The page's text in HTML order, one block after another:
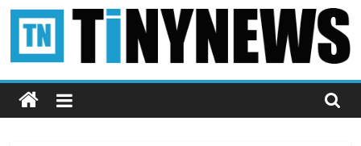
Passer
contenu
Tinynews
Le